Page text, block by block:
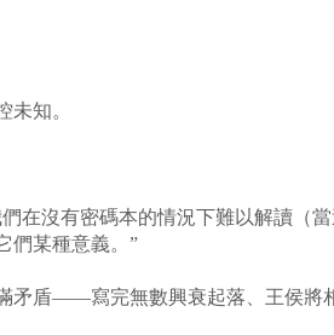
知。
在沒有密碼本的情況下難以解讀（當
們某種意義。”
矛盾——寫完無數興衰起落、王侯將